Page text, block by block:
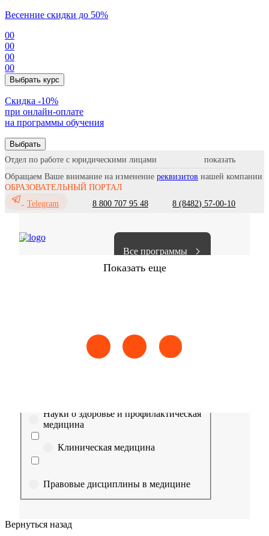
Весенние скидки до 50%
00
00
00
00
Выбрать курс
Cкидка -10%
при онлайн-оплате
на программы обучения
Выбрать
Отдел по работе с юридическими лицами
Обращаем Ваше внимание на изменение реквизитов нашей компании
ОБРАЗОВАТЕЛЬНЫЙ ПОРТАЛ
Telegram
8 800 707 95 48 8 (8482) 57-00-10
Все программы
Показать еще
Сестринское дело Эпидемиология Медицинская помощь
Выберите направление
Науки о здоровье и профилактическая
медицина
Клиническая медицина
Правовые дисциплины в медицине
Вернуться назад